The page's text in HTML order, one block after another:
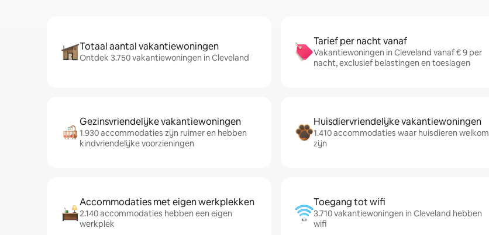
Totaal aantal vakantiewoningen
Ontdek 3.750 vakantiewoningen in Cleveland
Tarief per nacht vanaf
Vakantiewoningen in Cleveland vanaf € 9 per
nacht, exclusief belastingen en toeslagen
Gezinsvriendelijke vakantiewoningen
1.930 accommodaties zijn ruimer en hebben
kindvriendelijke voorzieningen
Huisdiervriendelijke vakantiewoningen
1.410 accommodaties waar huisdieren welkom
zijn
Accommodaties met eigen werkplekken
2.140 accommodaties hebben een eigen
werkplek
Toegang tot wifi
3.710 vakantiewoningen in Cleveland hebben
wifi